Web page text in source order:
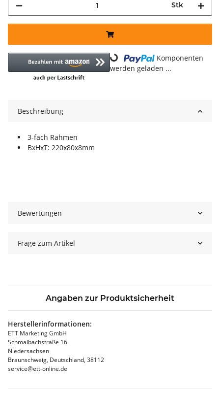
Stk
Loading...
Komponenten
werden geladen ...
Beschreibung
3-fach Rahmen
BxHxT: 220x80x8mm
Bewertungen
Frage zum Artikel
Angaben zur Produktsicherheit
Herstellerinformationen:
ETT Marketing GmbH
Schmalbachstraße 16
Niedersachsen
Braunschweig, Deutschland, 38112
service@ett-online.de